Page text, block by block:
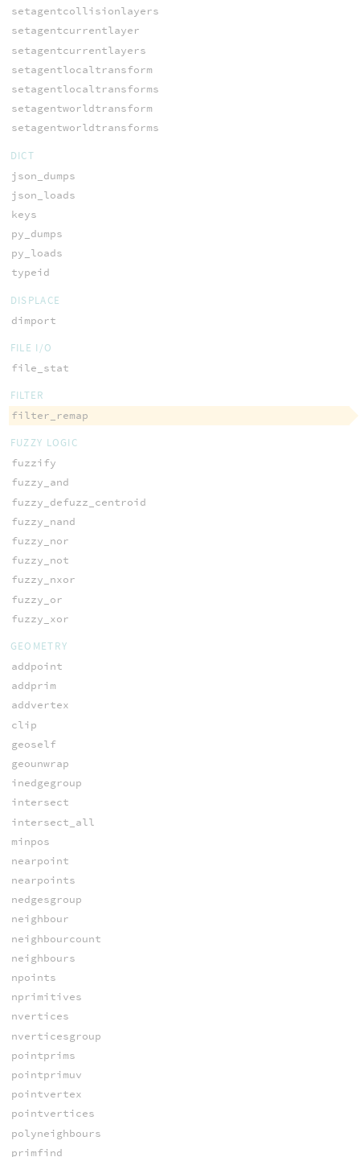
setagentcollisionlayers
setagentcurrentlayer
setagentcurrentlayers
setagentlocaltransform
setagentlocaltransforms
setagentworldtransform
setagentworldtransforms
DICT
json_dumps
json_loads
keys
py_dumps
py_loads
typeid
DISPLACE
dimport
FILE I/O
file_stat
FILTER
filter_remap
FUZZY LOGIC
fuzzify
fuzzy_and
fuzzy_defuzz_centroid
fuzzy_nand
fuzzy_nor
fuzzy_not
fuzzy_nxor
fuzzy_or
fuzzy_xor
GEOMETRY
addpoint
addprim
addvertex
clip
geoself
geounwrap
inedgegroup
intersect
intersect_all
minpos
nearpoint
nearpoints
nedgesgroup
neighbour
neighbourcount
neighbours
npoints
nprimitives
nvertices
nverticesgroup
pointprims
pointprimuv
pointvertex
pointvertices
polyneighbours
primfind